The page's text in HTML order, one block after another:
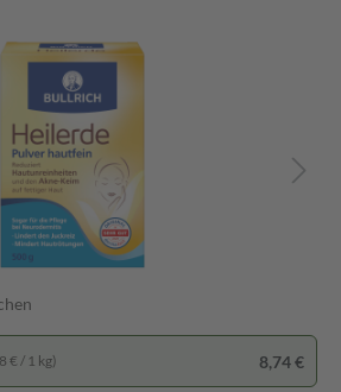
€ / 1 kg) 8,74 €